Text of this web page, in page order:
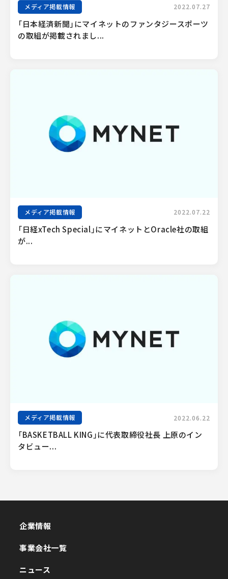
メディア掲載情報 2022.07.27
「日本経済新聞」にマイネットのファンタジースポーツ
の取組が掲載されまし...
メディア掲載情報 2022.07.22
「日経xTech Special」にマイネットとOracle社の取組
が...
メディア掲載情報 2022.06.22
「BASKETBALL KING」に代表取締役社長 上原のイン
タビュー...
企業情報
事業会社一覧
ニュース